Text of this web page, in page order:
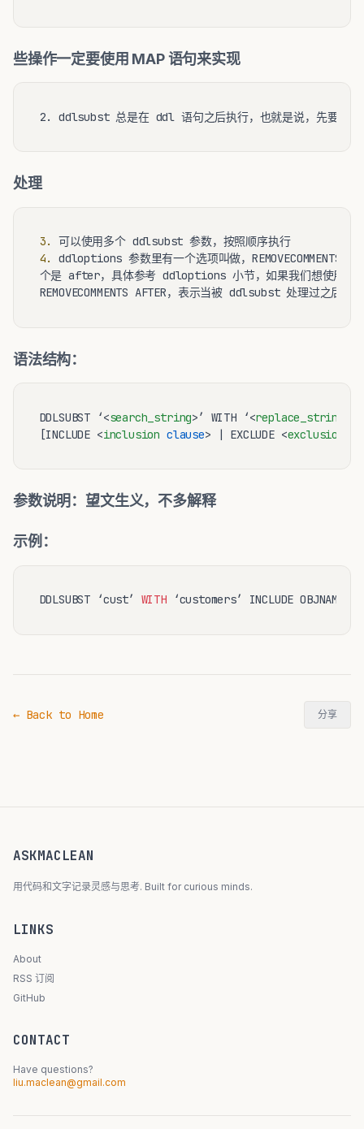
些操作一定要使用 MAP 语句来实现
2. ddlsubst 总是在 ddl 语句之后执行，也就是说，先要
处理
3.
可以使用多个 ddlsubst 参数，按照顺序执行
4.
ddloptions 参数里有一个选项叫做，REMOVECOMMENTS
个是 after，具体参考 ddloptions 小节，如果我们想使用
语法结构：
DDLSUBST ‘<search_string>’ WITH ‘<replace_string
[INCLUDE <inclusion clause> | EXCLUDE <exclusion
参数说明：望文生义，不多解释
示例：
DDLSUBST ‘cust’ WITH ‘customers’ INCLUDE OBJNAME
← Back to Home 分享
ASKMACLEAN
用代码和文字记录灵感与思考. Built for curious minds.
LINKS
About
RSS 订阅
GitHub
CONTACT
Have questions?
liu.maclean@gmail.com